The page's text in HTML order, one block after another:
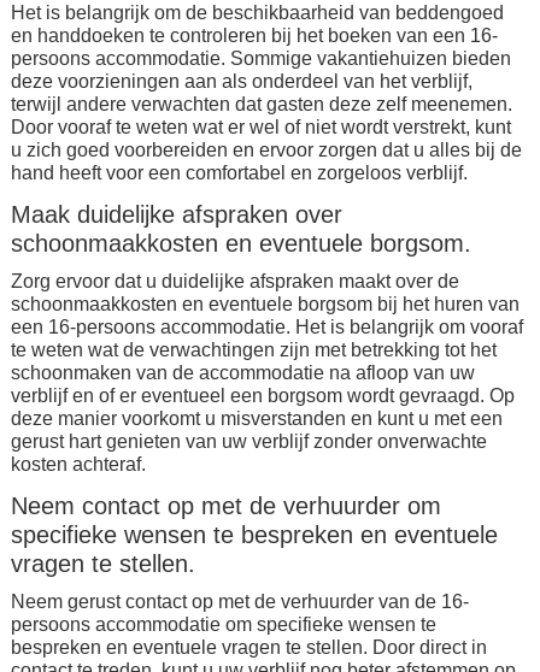
Het is belangrijk om de beschikbaarheid van beddengoed
en handdoeken te controleren bij het boeken van een 16-
persoons accommodatie. Sommige vakantiehuizen bieden
deze voorzieningen aan als onderdeel van het verblijf,
terwijl andere verwachten dat gasten deze zelf meenemen.
Door vooraf te weten wat er wel of niet wordt verstrekt, kunt
u zich goed voorbereiden en ervoor zorgen dat u alles bij de
hand heeft voor een comfortabel en zorgeloos verblijf.
Maak duidelijke afspraken over
schoonmaakkosten en eventuele borgsom.
Zorg ervoor dat u duidelijke afspraken maakt over de
schoonmaakkosten en eventuele borgsom bij het huren van
een 16-persoons accommodatie. Het is belangrijk om vooraf
te weten wat de verwachtingen zijn met betrekking tot het
schoonmaken van de accommodatie na afloop van uw
verblijf en of er eventueel een borgsom wordt gevraagd. Op
deze manier voorkomt u misverstanden en kunt u met een
gerust hart genieten van uw verblijf zonder onverwachte
kosten achteraf.
Neem contact op met de verhuurder om
specifieke wensen te bespreken en eventuele
vragen te stellen.
Neem gerust contact op met de verhuurder van de 16-
persoons accommodatie om specifieke wensen te
bespreken en eventuele vragen te stellen. Door direct in